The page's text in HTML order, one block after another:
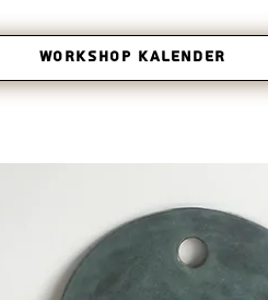
Workshop Kalender